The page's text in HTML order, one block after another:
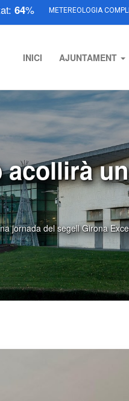
64% METEREOLOGIA
INICI AJUNTAMENT
acollirà
jornada del segell Girona